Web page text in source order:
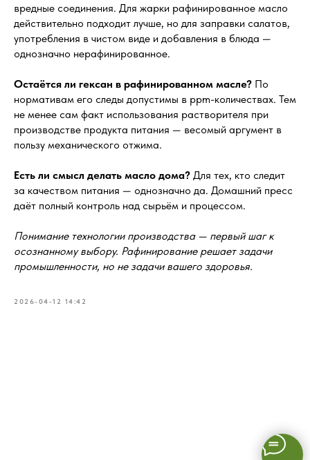
вредные соединения. Для жарки рафинированное масло
действительно подходит лучше, но для заправки салатов,
употребления в чистом виде и добавления в блюда —
однозначно нерафинированное.
Остаётся ли гексан в рафинированном масле? По
нормативам его следы допустимы в ppm-количествах. Тем
не менее сам факт использования растворителя при
производстве продукта питания — весомый аргумент в
пользу механического отжима.
Есть ли смысл делать масло дома? Для тех, кто следит
за качеством питания — однозначно да. Домашний пресс
даёт полный контроль над сырьём и процессом.
Понимание технологии производства — первый шаг к
осознанному выбору. Рафинирование решает задачи
промышленности, но не задачи вашего здоровья.
2026-04-12 14:42